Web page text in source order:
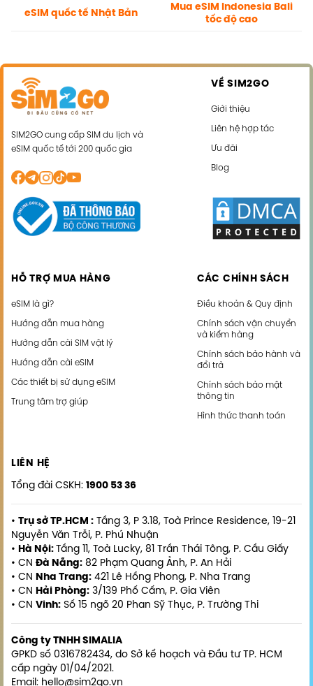
eSIM quốc tế Nhật Bản
Mua eSIM Indonesia Bali
tốc độ cao
SIM2GO cung cấp SIM du lịch và
eSIM quốc tế tới 200 quốc gia
VỀ SIM2GO
Giới thiệu
Liên hệ hợp tác
Ưu đãi
Blog
HỖ TRỢ MUA HÀNG
eSIM là gì?
Hướng dẫn mua hàng
Hướng dẫn cài SIM vật lý
Hướng dẫn cài eSIM
Các thiết bị sử dụng eSIM
Trung tâm trợ giúp
CÁC CHÍNH SÁCH
Điều khoản & Quy định
Chính sách vận chuyển
và kiểm hàng
Chính sách bảo hành và
đổi trả
Chính sách bảo mật
thông tin
Hình thức thanh toán
LIÊN HỆ
Tổng đài CSKH: 1900 53 36
• Trụ sở TP.HCM : Tầng 3, P 3.18, Toà Prince Residence, 19-21
Nguyễn Văn Trỗi, P. Phú Nhuận
• Hà Nội:
Tầng 11, Toà Lucky, 81 Trần Thái Tông, P. Cầu Giấy
• CN Đà Nẵng: 82 Phạm Quang Ảnh, P. An Hải
• CN Nha Trang: 421 Lê Hồng Phong, P. Nha Trang
• CN Hải Phòng: 3/139 Phố Cấm, P. Gia Viên
• CN Vinh: Số 15 ngõ 20 Phan Sỹ Thục, P. Trường Thi
Công ty TNHH SIMALIA
GPKD số 0316782434, do Sở kế hoạch và Đầu tư TP. HCM
cấp ngày 01/04/2021.
Email: hello@sim2go.vn